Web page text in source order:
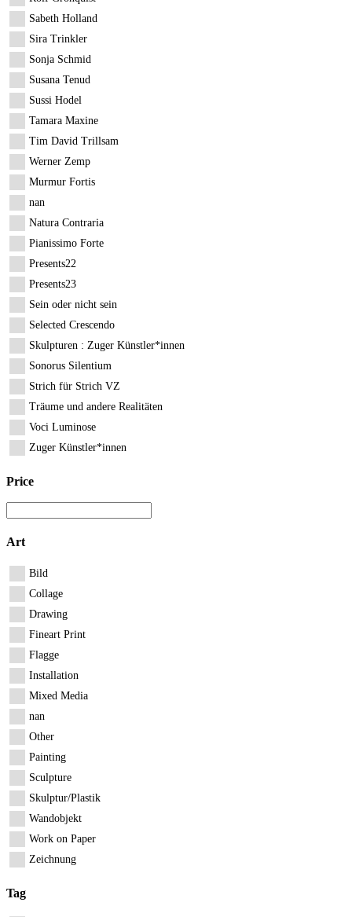
Sabeth Holland
Sira Trinkler
Sonja Schmid
Susana Tenud
Sussi Hodel
Tamara Maxine
Tim David Trillsam
Werner Zemp
Murmur Fortis
nan
Natura Contraria
Pianissimo Forte
Presents22
Presents23
Sein oder nicht sein
Selected Crescendo
Skulpturen : Zuger Künstler*innen
Sonorus Silentium
Strich für Strich VZ
Träume und andere Realitäten
Voci Luminose
Zuger Künstler*innen
Price
Art
Bild
Collage
Drawing
Fineart Print
Flagge
Installation
Mixed Media
nan
Other
Painting
Sculpture
Skulptur/Plastik
Wandobjekt
Work on Paper
Zeichnung
Tag